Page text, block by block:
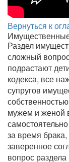
Вернуться к
Раздел
сложный
подрастают
кодекса, все
супругов
мужем и женой
за время
заверенное
вопрос